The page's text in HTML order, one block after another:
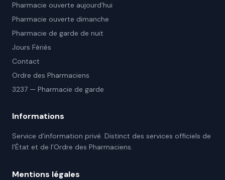
Pharmacie ouverte aujourd'hui
Pharmacie ouverte dimanche
Pharmacie de garde de nuit
Jours Fériés
Contact
Ordre des Pharmaciens
3237 — Pharmacie de garde
Informations
Service d'information privé. Distinct des services officiels de
l'État et de l'Ordre des Pharmaciens.
Mentions légales